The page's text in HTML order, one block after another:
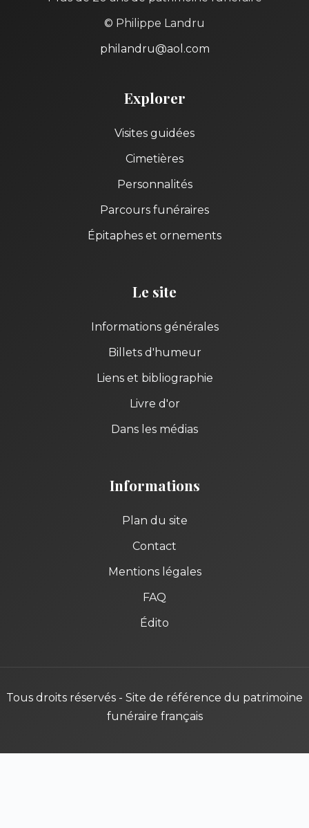
© Philippe Landru
philandru@aol.com
Explorer
Visites guidées
Cimetières
Personnalités
Parcours funéraires
Épitaphes et ornements
Le site
Informations générales
Billets d'humeur
Liens et bibliographie
Livre d'or
Dans les médias
Informations
Plan du site
Contact
Mentions légales
FAQ
Édito
Tous droits réservés - Site de référence du patrimoine
funéraire français